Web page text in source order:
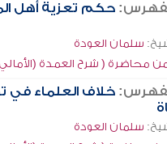
حكم تعزية أهل
سلمان العودة
محاضرة ( شرح العمدة
خلاف العلماء
سلمان العودة